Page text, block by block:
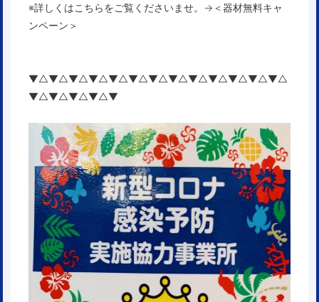
※詳しくはこちらをご覧くださいませ。→ ＜器材無料キャ
ンペーン＞
▼△▼△▼△▼△▼△▼△▼△▼△▼△▼△▼△▼△▼△
▼△▼△▼△▼△▼